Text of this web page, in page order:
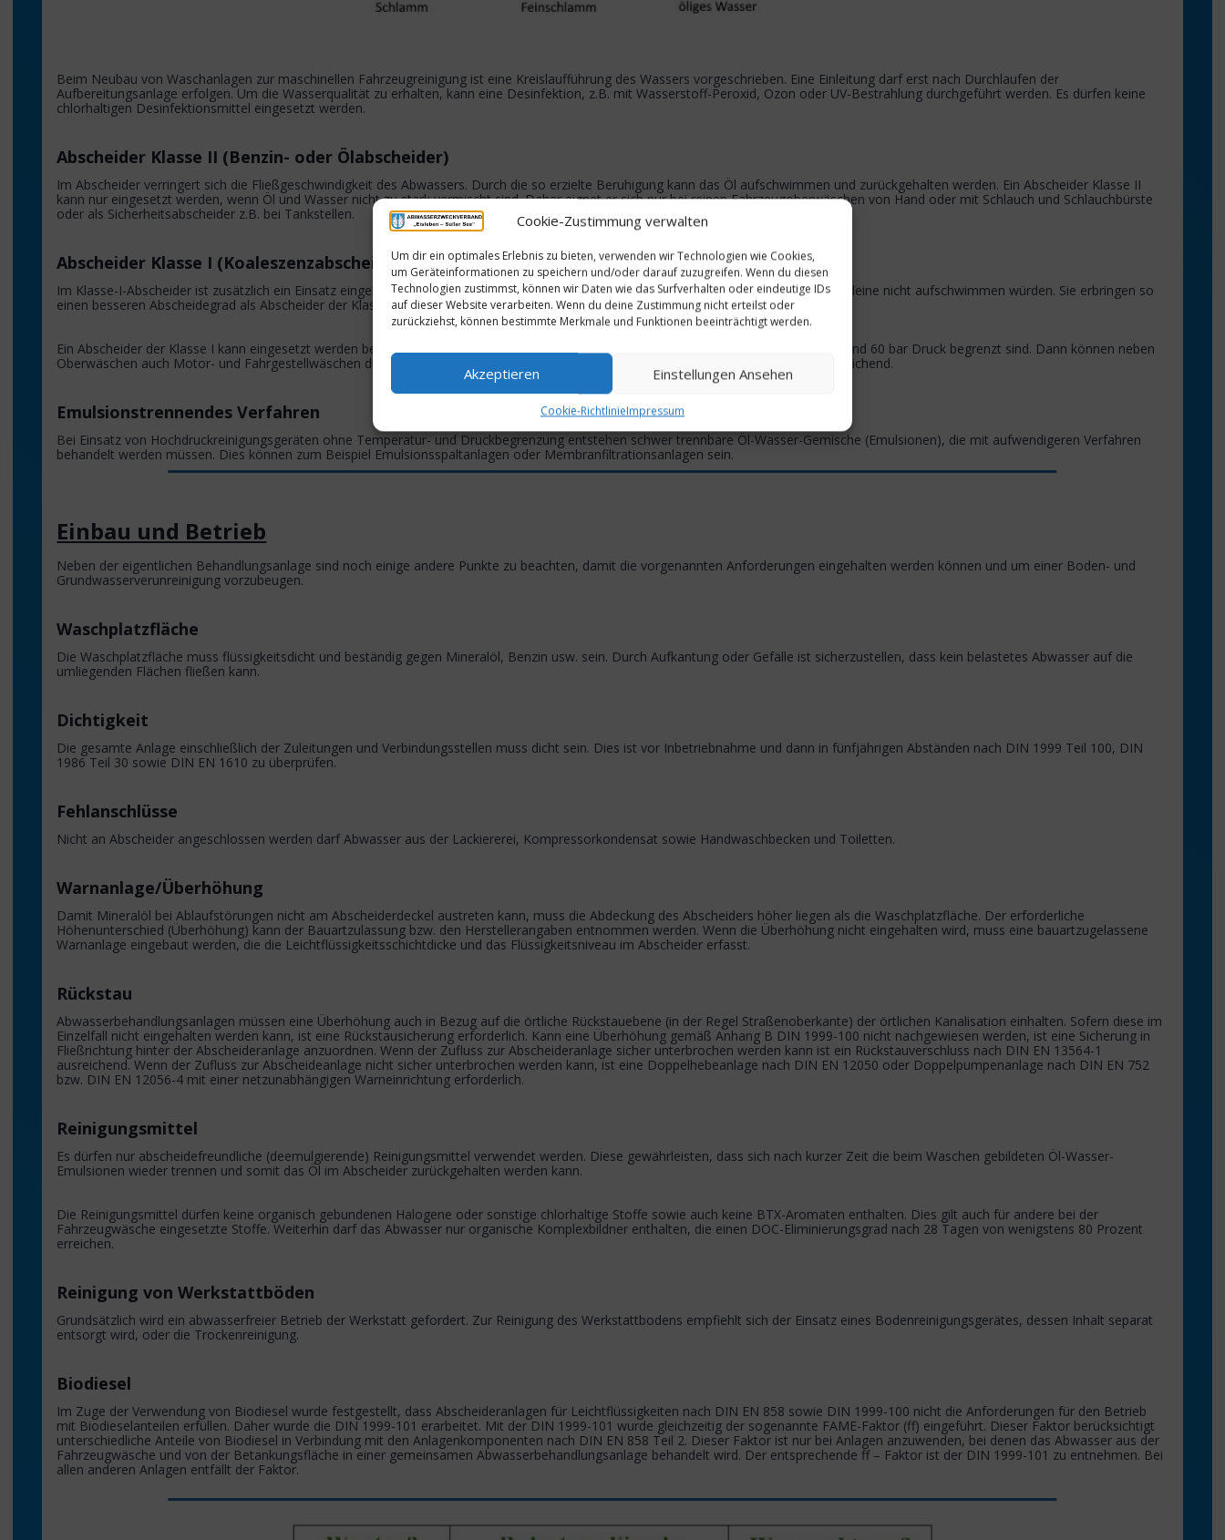
Cookie-Zustimmung verwalten
Um dir ein optimales Erlebnis zu bieten, verwenden wir Technologien wie Cookies,
um Geräteinformationen zu speichern und/oder darauf zuzugreifen. Wenn du diesen
Technologien zustimmst, können wir Daten wie das Surfverhalten oder eindeutige IDs
auf dieser Website verarbeiten. Wenn du deine Zustimmung nicht erteilst oder
zurückziehst, können bestimmte Merkmale und Funktionen beeinträchtigt werden.
Akzeptieren Einstellungen Ansehen
Cookie-RichtlinieImpressum
Beim Neubau von Waschanlagen zur maschinellen Fahrzeugreinigung ist eine Kreislaufführung des Wassers vorgeschrieben. Eine Einleitung darf erst nach Durchlaufen der
Aufbereitungsanlage erfolgen. Um die Wasserqualität zu erhalten, kann eine Desinfektion, z.B. mit Wasserstoff-Peroxid, Ozon oder UV-Bestrahlung durchgeführt werden. Es dürfen keine
chlorhaltigen Desinfektionsmittel eingesetzt werden.
Abscheider Klasse II (Benzin- oder Ölabscheider)
Im Abscheider verringert sich die Fließgeschwindigkeit des Abwassers. Durch die so erzielte Beruhigung kann das Öl aufschwimmen und zurückgehalten werden. Ein Abscheider Klasse II
kann nur eingesetzt werden, wenn Öl und Wasser nicht zu stark vermischt sind. Daher eignet er sich nur bei reinen Fahrzeugoberwäschen von Hand oder mit Schlauch und Schlauchbürste
oder als Sicherheitsabscheider z.B. bei Tankstellen.
Abscheider Klasse I (Koaleszenzabscheider)
Im Klasse-I-Abscheider ist zusätzlich ein Einsatz eingebaut, an dem sich auch kleinste Öltröpfchen anlagern, die durch die Beruhigung alleine nicht aufschwimmen würden. Sie erbringen so
einen besseren Abscheidegrad als Abscheider der Klasse II.
Ein Abscheider der Klasse I kann eingesetzt werden bei Fahrzeugwäschen mit Hochdruckreinigungsgeräten, die auf 60 °C Temperatur und 60 bar Druck begrenzt sind. Dann können neben
Oberwäschen auch Motor- und Fahrgestellwäschen durchgeführt werden. Daher ist der Klasse-I-Abscheider für fast alle Bereiche ausreichend.
Emulsionstrennendes Verfahren
Bei Einsatz von Hochdruckreinigungsgeräten ohne Temperatur- und Druckbegrenzung entstehen schwer trennbare Öl-Wasser-Gemische (Emulsionen), die mit aufwendigeren Verfahren
behandelt werden müssen. Dies können zum Beispiel Emulsionsspaltanlagen oder Membranfiltrationsanlagen sein.
Einbau und Betrieb
Neben der eigentlichen Behandlungsanlage sind noch einige andere Punkte zu beachten, damit die vorgenannten Anforderungen eingehalten werden können und um einer Boden- und
Grundwasserverunreinigung vorzubeugen.
Waschplatzfläche
Die Waschplatzfläche muss flüssigkeitsdicht und beständig gegen Mineralöl, Benzin usw. sein. Durch Aufkantung oder Gefälle ist sicherzustellen, dass kein belastetes Abwasser auf die
umliegenden Flächen fließen kann.
Dichtigkeit
Die gesamte Anlage einschließlich der Zuleitungen und Verbindungsstellen muss dicht sein. Dies ist vor Inbetriebnahme und dann in fünfjährigen Abständen nach DIN 1999 Teil 100, DIN
1986 Teil 30 sowie DIN EN 1610 zu überprüfen.
Fehlanschlüsse
Nicht an Abscheider angeschlossen werden darf Abwasser aus der Lackiererei, Kompressorkondensat sowie Handwaschbecken und Toiletten.
Warnanlage/Überhöhung
Damit Mineralöl bei Ablaufstörungen nicht am Abscheiderdeckel austreten kann, muss die Abdeckung des Abscheiders höher liegen als die Waschplatzfläche. Der erforderliche
Höhenunterschied (Überhöhung) kann der Bauartzulassung bzw. den Herstellerangaben entnommen werden. Wenn die Überhöhung nicht eingehalten wird, muss eine bauartzugelassene
Warnanlage eingebaut werden, die die Leichtflüssigkeitsschichtdicke und das Flüssigkeitsniveau im Abscheider erfasst.
Rückstau
Abwasserbehandlungsanlagen müssen eine Überhöhung auch in Bezug auf die örtliche Rückstauebene (in der Regel Straßenoberkante) der örtlichen Kanalisation einhalten. Sofern diese im
Einzelfall nicht eingehalten werden kann, ist eine Rückstausicherung erforderlich. Kann eine Überhöhung gemäß Anhang B DIN 1999-100 nicht nachgewiesen werden, ist eine Sicherung in
Fließrichtung hinter der Abscheideranlage anzuordnen. Wenn der Zufluss zur Abscheideranlage sicher unterbrochen werden kann ist ein Rückstauverschluss nach DIN EN 13564-1
ausreichend. Wenn der Zufluss zur Abscheideanlage nicht sicher unterbrochen werden kann, ist eine Doppelhebeanlage nach DIN EN 12050 oder Doppelpumpenanlage nach DIN EN 752
bzw. DIN EN 12056-4 mit einer netzunabhängigen Warneinrichtung erforderlich.
Reinigungsmittel
Es dürfen nur abscheidefreundliche (deemulgierende) Reinigungsmittel verwendet werden. Diese gewährleisten, dass sich nach kurzer Zeit die beim Waschen gebildeten Öl-Wasser-
Emulsionen wieder trennen und somit das Öl im Abscheider zurückgehalten werden kann.
Die Reinigungsmittel dürfen keine organisch gebundenen Halogene oder sonstige chlorhaltige Stoffe sowie auch keine BTX-Aromaten enthalten. Dies gilt auch für andere bei der
Fahrzeugwäsche eingesetzte Stoffe. Weiterhin darf das Abwasser nur organische Komplexbildner enthalten, die einen DOC-Eliminierungsgrad nach 28 Tagen von wenigstens 80 Prozent
erreichen.
Reinigung von Werkstattböden
Grundsätzlich wird ein abwasserfreier Betrieb der Werkstatt gefordert. Zur Reinigung des Werkstattbodens empfiehlt sich der Einsatz eines Bodenreinigungsgerätes, dessen Inhalt separat
entsorgt wird, oder die Trockenreinigung.
Biodiesel
Im Zuge der Verwendung von Biodiesel wurde festgestellt, dass Abscheideranlagen für Leichtflüssigkeiten nach DIN EN 858 sowie DIN 1999-100 nicht die Anforderungen für den Betrieb
mit Biodieselanteilen erfüllen. Daher wurde die DIN 1999-101 erarbeitet. Mit der DIN 1999-101 wurde gleichzeitig der sogenannte FAME-Faktor (ff) eingeführt. Dieser Faktor berücksichtigt
unterschiedliche Anteile von Biodiesel in Verbindung mit den Anlagenkomponenten nach DIN EN 858 Teil 2. Dieser Faktor ist nur bei Anlagen anzuwenden, bei denen das Abwasser aus der
Fahrzeugwäsche und von der Betankungsfläche in einer gemeinsamen Abwasserbehandlungsanlage behandelt wird. Der entsprechende ff – Faktor ist der DIN 1999-101 zu entnehmen. Bei
allen anderen Anlagen entfällt der Faktor.